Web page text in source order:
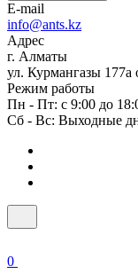
E-mail
info@ants.kz
Адрес
г. Алматы
ул. Курмангазы 177а
Режим работы
Пн - Пт: с 9:00 до
Сб - Вс: Выходные
0